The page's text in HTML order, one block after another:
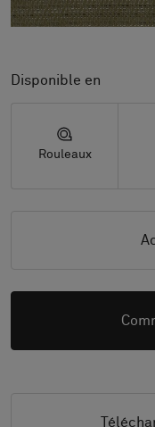
Disponible en
Rouleaux